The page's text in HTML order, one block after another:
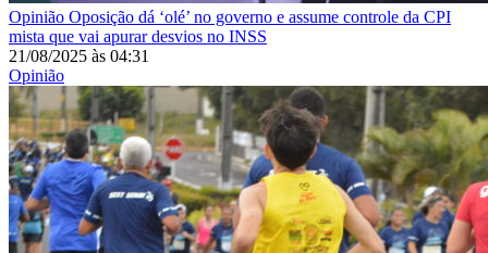
Opinião Oposição dá ‘olé’ no governo e assume controle da CPI
mista que vai apurar desvios no INSS
21/08/2025 às 04:31
Opinião